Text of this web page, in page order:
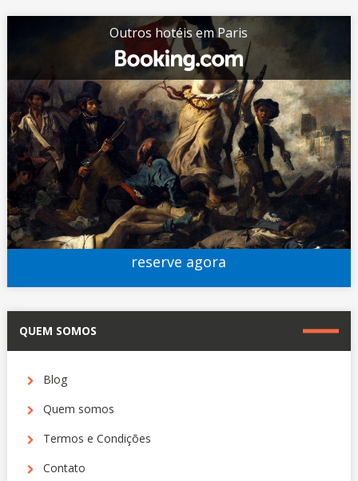
Outros hotéis em Paris
reserve agora
QUEM SOMOS
Blog
Quem somos
Termos e Condições
Contato